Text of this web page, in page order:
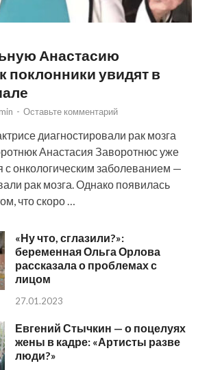
Анастасию
поклонники увидят в
- Оставьте комментарий
диагностировали рак мозга
Анастасия Заворотнюс уже
с онкологическим заболеванием —
рак мозга. Однако появилась
что скоро …
«Ну что, сглазили?»:
беременная Ольга Орлова
рассказала о проблемах с
лицом
27.01.2023
Евгений Стычкин — о поцелуях
жены в кадре: «Артисты разве
люди?»